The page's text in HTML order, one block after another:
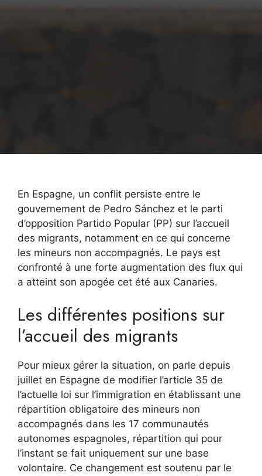
En Espagne, un conflit persiste entre le
gouvernement de Pedro Sánchez et le parti
d’opposition Partido Popular (PP) sur l’accueil
des migrants, notamment en ce qui concerne
les mineurs non accompagnés. Le pays est
confronté à une forte augmentation des flux qui
a atteint son apogée cet été aux Canaries.
Les différentes positions sur
l’accueil des migrants
Pour mieux gérer la situation, on parle depuis
juillet en Espagne de modifier l’article 35 de
l’actuelle loi sur l’immigration en établissant une
répartition obligatoire des mineurs non
accompagnés dans les 17 communautés
autonomes espagnoles, répartition qui pour
l’instant se fait uniquement sur une base
volontaire. Ce changement est soutenu par le